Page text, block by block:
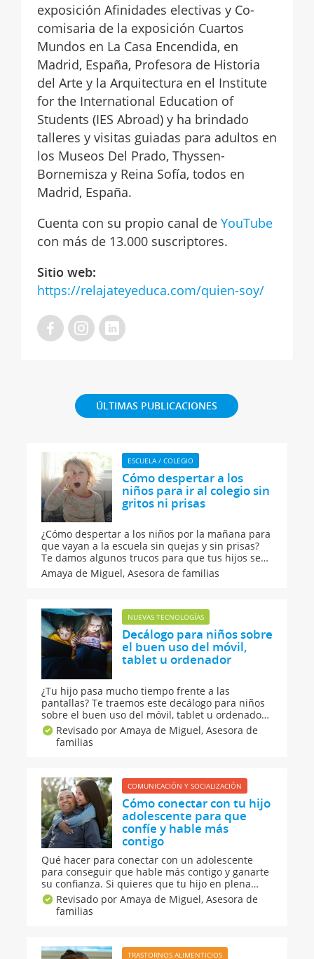
exposición Afinidades electivas y Co-
comisaria de la exposición Cuartos
Mundos en La Casa Encendida, en
Madrid, España, Profesora de Historia
del Arte y la Arquitectura en el Institute
for the International Education of
Students (IES Abroad) y ha brindado
talleres y visitas guiadas para adultos en
los Museos Del Prado, Thyssen-
Bornemisza y Reina Sofía, todos en
Madrid, España.
Cuenta con su propio canal de YouTube
con más de 13.000 suscriptores.
Sitio web:
https://relajateyeduca.com/quien-soy/
ÚLTIMAS PUBLICACIONES
ESCUELA / COLEGIO
Cómo despertar a los
niños para ir al colegio sin
gritos ni prisas
¿Cómo despertar a los niños por la mañana para
que vayan a la escuela sin quejas y sin prisas?
Te damos algunos trucos para que tus hijos se
levanten con mucha energía y con alegría para ir
al colegio. Descubre por qué a tu hijo le cuesta ir
peleáis.
Amaya de Miguel,Asesora de familias
NUEVAS TECNOLOGÍAS
Decálogo para niños sobre
el buen uso del móvil,
tablet u ordenador
¿Tu hijo pasa mucho tiempo frente a las
pantallas? Te traemos este decálogo para niños
sobre el buen uso del móvil, tablet u ordenador,
en el que se establece cuál es el ideal para que
tu hijo no abuse de estos aparatos eslectrónicos.
Revisado por Amaya de Miguel,Asesora de
familias
COMUNICACIÓN Y SOCIALIZACIÓN
Cómo conectar con tu hijo
adolescente para que
confíe y hable más
contigo
Qué hacer para conectar con un adolescente
para conseguir que hable más contigo y ganarte
su confianza. Si quieres que tu hijo en plena
adolescencia confíe en ti, sigue estos consejos.
Para mejorar la relación y la conexión con tus
hijos adolescentes tienes que comunicar y
Revisado por Amaya de Miguel,Asesora de
familias
TRASTORNOS ALIMENTICIOS